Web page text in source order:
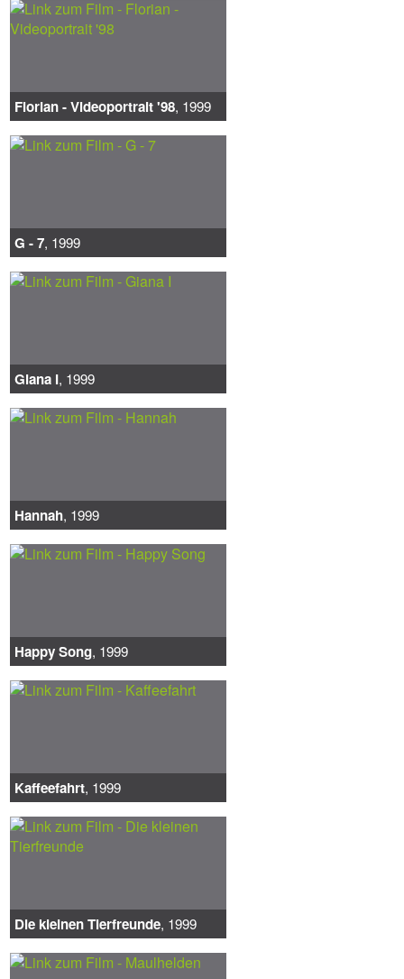
Florian - Videoportrait '98, 1999
G - 7, 1999
Giana I, 1999
Hannah, 1999
Happy Song, 1999
Kaffeefahrt, 1999
Die kleinen Tierfreunde, 1999